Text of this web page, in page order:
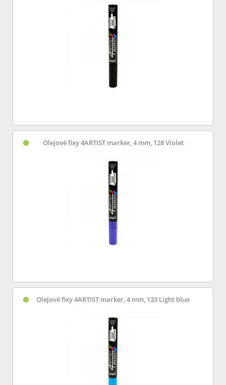
Olejové fixy 4ARTIST marker, 4 mm, 128 Violet
Olejové fixy 4ARTIST marker, 4 mm, 133 Light blue